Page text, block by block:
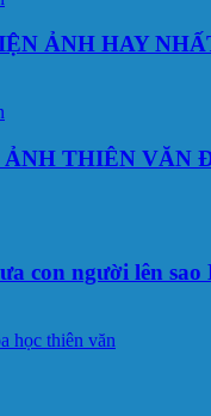
ẢNH HAY
THIÊN VĂN
con người lên sao
học thiên văn